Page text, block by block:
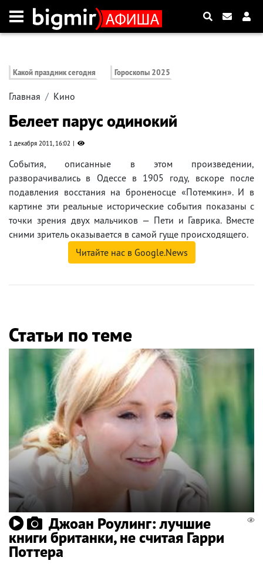
Какой праздник сегодня Гороскопы 2025
Главная Кино
Белеет парус одинокий
1 декабря 2011, 16:02
События, описанные в этом произведении,
разворачивались в Одессе в 1905 году, вскоре после
подавления восстания на броненосце «Потемкин». И в
картине эти реальные исторические события показаны с
точки зрения двух мальчиков — Пети и Гаврика. Вместе
сними зритель оказывается в самой гуще происходящего.
Читайте нас в Google.News
Статьи по теме
Джоан Роулинг: лучшие
книги британки, не считая Гарри
Поттера